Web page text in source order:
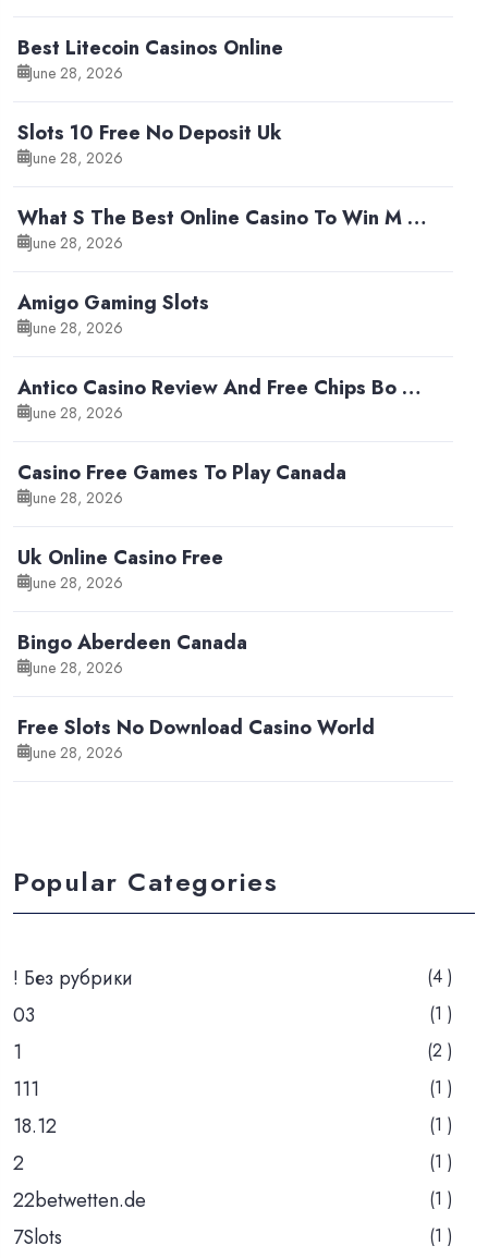
Best Litecoin Casinos Online
June 28, 2026
Slots 10 Free No Deposit Uk
June 28, 2026
What S The Best Online Casino To Win M …
June 28, 2026
Amigo Gaming Slots
June 28, 2026
Antico Casino Review And Free Chips Bo …
June 28, 2026
Casino Free Games To Play Canada
June 28, 2026
Uk Online Casino Free
June 28, 2026
Bingo Aberdeen Canada
June 28, 2026
Free Slots No Download Casino World
June 28, 2026
Popular Categories
! Без рубрики (4 )
03 (1 )
1 (2 )
111 (1 )
18.12 (1 )
2 (1 )
22betwetten.de (1 )
7Slots (1 )